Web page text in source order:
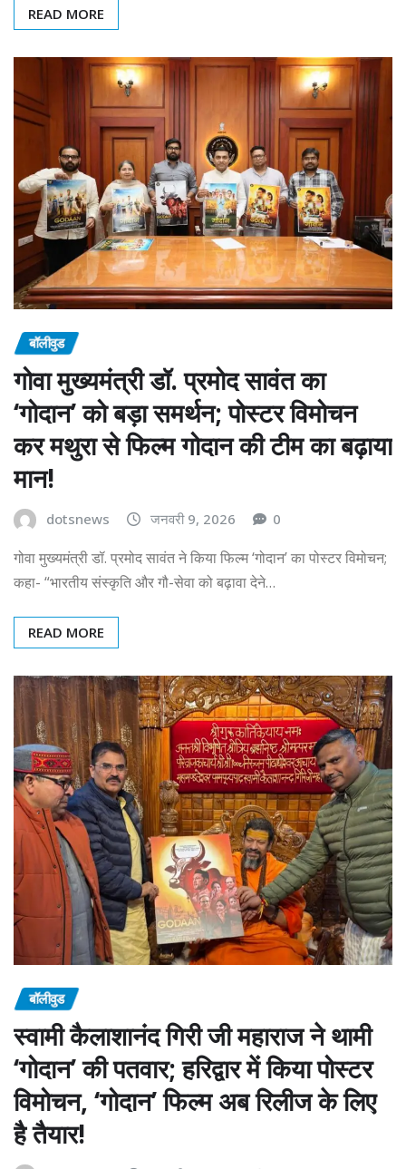
READ MORE
बॉलीवुड
गोवा मुख्यमंत्री डॉ. प्रमोद सावंत का
‘गोदान’ को बड़ा समर्थन; पोस्टर विमोचन
कर मथुरा से फिल्म गोदान की टीम का बढ़ाया
मान!
dotsnews जनवरी 9, 2026 0
गोवा मुख्यमंत्री डॉ. प्रमोद सावंत ने किया फिल्म ‘गोदान’ का पोस्टर विमोचन;
कहा- “भारतीय संस्कृति और गौ-सेवा को बढ़ावा देने…
READ MORE
बॉलीवुड
स्वामी कैलाशानंद गिरी जी महाराज ने थामी
‘गोदान’ की पतवार; हरिद्वार में किया पोस्टर
विमोचन, ‘गोदान’ फिल्म अब रिलीज के लिए
है तैयार!